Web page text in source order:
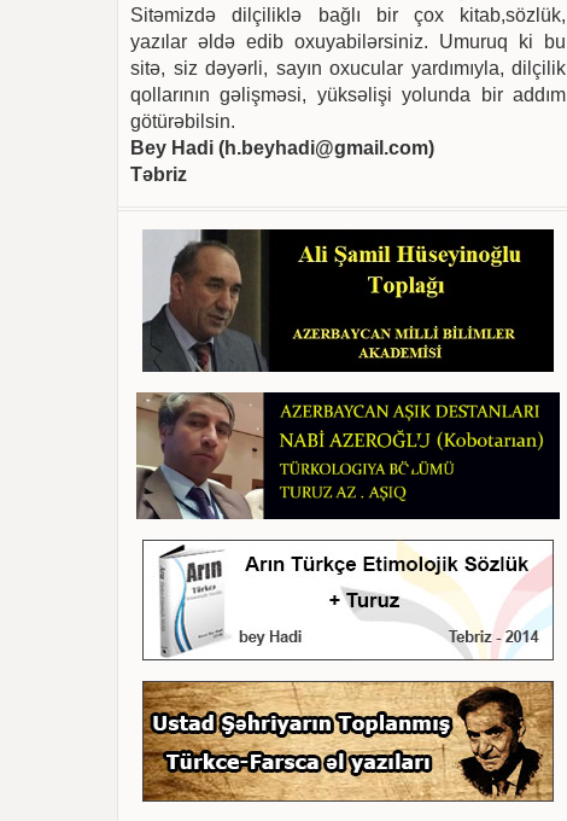
Sitəmizdə dilçiliklə bağlı bir çox kitab,sözlük,
yazılar əldə edib oxuyabilərsiniz. Umuruq ki bu
sitə, siz dəyərli, sayın oxucular yardımıyla, dilçilik
qollarının gəlişməsi, yüksəlişi yolunda bir addım
götürəbilsin.
Bey Hadi (h.beyhadi@gmail.com)
Təbriz